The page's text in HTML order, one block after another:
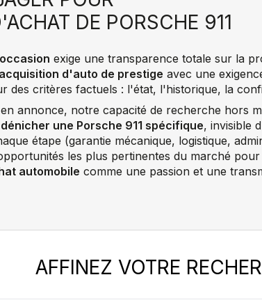
DE PORSCHE 911
exige une transparence totale sur la
acquisition d'auto de prestige avec une
des critères factuels : l'état, l'historique, la
annonce, notre capacité de recherche hors
dénicher une Porsche 911 spécifique, invisible
étape (garantie mécanique, logistique,
les plus pertinentes du marché pour
automobile comme une passion et une
AFFINEZ VOTRE